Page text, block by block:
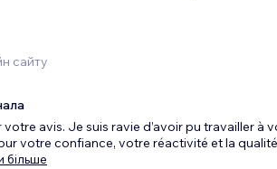
сайту
avis. Je suis ravie d’avoir pu travailler à
votre confiance, votre réactivité et la
більше